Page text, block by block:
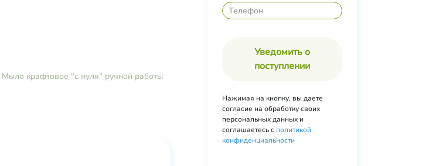
Мыло крафтовое "с нуля" ручной работы
Уведомить о
поступлении
Нажимая на кнопку, вы даете
согласие на обработку своих
персональных данных и
соглашаетесь с политикой
конфиденциальности